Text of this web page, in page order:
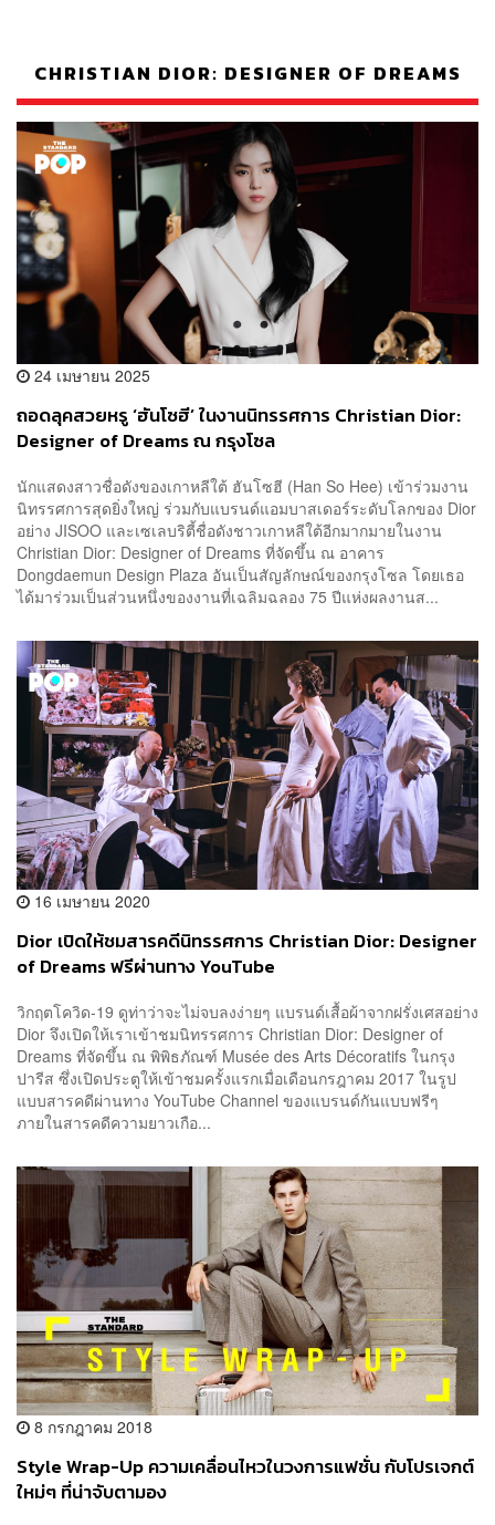
CHRISTIAN DIOR: DESIGNER OF DREAMS
24 เมษายน 2025
ถอดลุคสวยหรู ‘ฮันโซฮี’ ในงานนิทรรศการ Christian Dior:
Designer of Dreams ณ กรุงโซล
นักแสดงสาวชื่อดังของเกาหลีใต้ ฮันโซฮี (Han So Hee) เข้าร่วมงาน
นิทรรศการสุดยิ่งใหญ่ ร่วมกับแบรนด์แอมบาสเดอร์ระดับโลกของ Dior
อย่าง JISOO และเซเลบริตี้ชื่อดังชาวเกาหลีใต้อีกมากมายในงาน
Christian Dior: Designer of Dreams ที่จัดขึ้น ณ อาคาร
Dongdaemun Design Plaza อันเป็นสัญลักษณ์ของกรุงโซล โดยเธอ
ได้มาร่วมเป็นส่วนหนึ่งของงานที่เฉลิมฉลอง 75 ปีแห่งผลงานส...
16 เมษายน 2020
Dior เปิดให้ชมสารคดีนิทรรศการ Christian Dior: Designer
of Dreams ฟรีผ่านทาง YouTube
วิกฤตโควิด-19 ดูท่าว่าจะไม่จบลงง่ายๆ แบรนด์เสื้อผ้าจากฝรั่งเศสอย่าง
Dior จึงเปิดให้เราเข้าชมนิทรรศการ Christian Dior: Designer of
Dreams ที่จัดขึ้น ณ พิพิธภัณฑ์ Musée des Arts Décoratifs ในกรุง
ปารีส ซึ่งเปิดประตูให้เข้าชมครั้งแรกเมื่อเดือนกรฎาคม 2017 ในรูป
แบบสารคดีผ่านทาง YouTube Channel ของแบรนด์กันแบบฟรีๆ
ภายในสารคดีความยาวเกือ...
8 กรกฎาคม 2018
Style Wrap-Up ความเคลื่อนไหวในวงการแฟชั่น กับโปรเจกต์
ใหม่ๆ ที่น่าจับตามอง